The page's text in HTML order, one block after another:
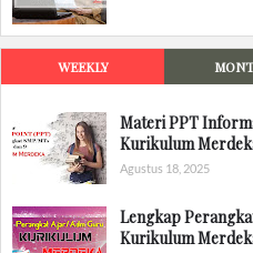
WEEKLY
Materi PPT
Kurikulum
Agustus 18, 2025
Lengkap
Kurikulum